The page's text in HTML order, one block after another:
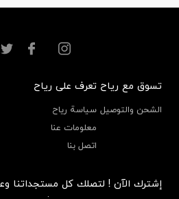
تسوق مع رياح
الشحن والتوصيل
تعرف على رياح
سياسة رياح
معلومات عنا
اتصل بنا
إشترك الآن ! لتصلك كل مستجداتنا